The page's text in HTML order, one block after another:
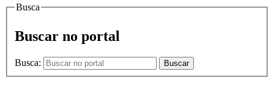
Busca
Buscar no portal
Busca: Buscar